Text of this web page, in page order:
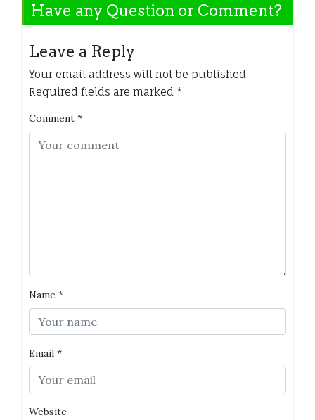
Have any Question or Comment?
Leave a Reply
Your email address will not be published.
Required fields are marked *
Comment *
Name *
Email *
Website